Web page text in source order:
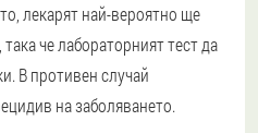
лекарят най-вероятно ще
че лабораторният тест да
В противен случай
на заболяването.